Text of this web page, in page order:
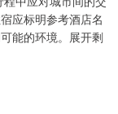
应标明参考酒店名
能的环境。展开剩